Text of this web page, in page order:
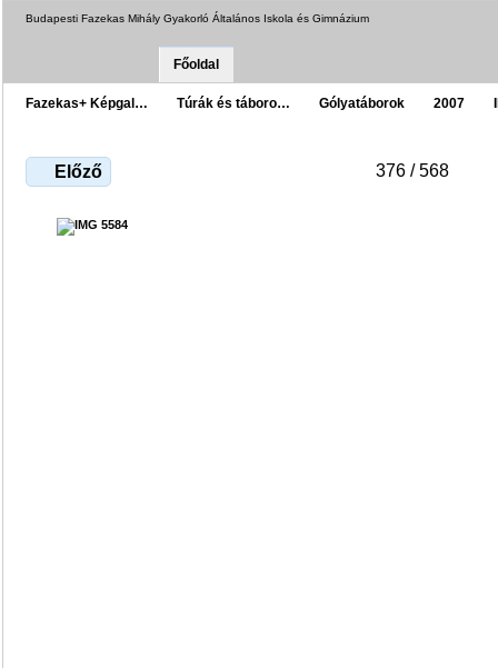
Budapesti Fazekas Mihály Gyakorló Általános Iskola és Gimnázium
Főoldal
Fazekas+ Képgal… Túrák és táboro… Gólyatáborok 2007
Előző 376 / 568